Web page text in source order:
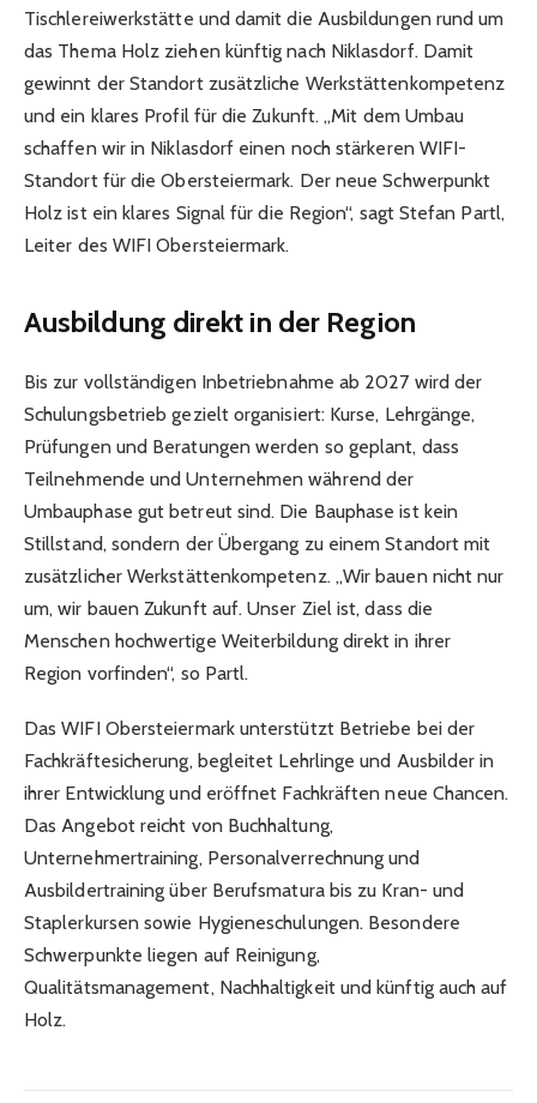
Tischlereiwerkstätte und damit die Ausbildungen rund um
das Thema Holz ziehen künftig nach Niklasdorf. Damit
gewinnt der Standort zusätzliche Werkstättenkompetenz
und ein klares Profil für die Zukunft. „Mit dem Umbau
schaffen wir in Niklasdorf einen noch stärkeren WIFI-
Standort für die Obersteiermark. Der neue Schwerpunkt
Holz ist ein klares Signal für die Region“, sagt Stefan Partl,
Leiter des WIFI Obersteiermark.
Ausbildung direkt in der Region
Bis zur vollständigen Inbetriebnahme ab 2027 wird der
Schulungsbetrieb gezielt organisiert: Kurse, Lehrgänge,
Prüfungen und Beratungen werden so geplant, dass
Teilnehmende und Unternehmen während der
Umbauphase gut betreut sind. Die Bauphase ist kein
Stillstand, sondern der Übergang zu einem Standort mit
zusätzlicher Werkstättenkompetenz. „Wir bauen nicht nur
um, wir bauen Zukunft auf. Unser Ziel ist, dass die
Menschen hochwertige Weiterbildung direkt in ihrer
Region vorfinden“, so Partl.
Das WIFI Obersteiermark unterstützt Betriebe bei der
Fachkräftesicherung, begleitet Lehrlinge und Ausbilder in
ihrer Entwicklung und eröffnet Fachkräften neue Chancen.
Das Angebot reicht von Buchhaltung,
Unternehmertraining, Personalverrechnung und
Ausbildertraining über Berufsmatura bis zu Kran- und
Staplerkursen sowie Hygieneschulungen. Besondere
Schwerpunkte liegen auf Reinigung,
Qualitätsmanagement, Nachhaltigkeit und künftig auch auf
Holz.